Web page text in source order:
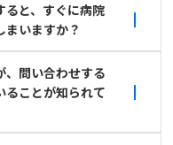
ると、すぐに病院
いますか？
、問い合わせする
ることが知られて